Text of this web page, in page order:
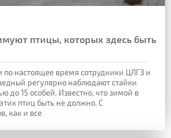
птицы, которых здесь быть
по настоящее время сотрудники ЦЛГЗ и
регулярно наблюдают стайки
до15 особей. Известно, что зимой в
птиц быть не должно. С
, как и все